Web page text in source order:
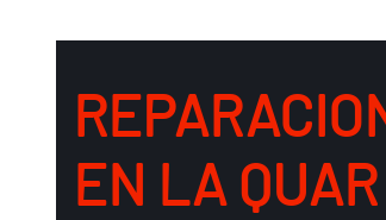
EN LA QUAR